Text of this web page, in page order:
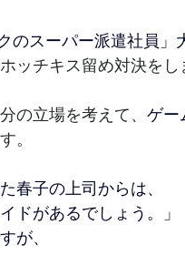
のスーパー派遣社員」
ッチキス留め対決をし
の立場を考えて、 ゲー
。
春子の上司からは、
イドがあるでしょう
が、